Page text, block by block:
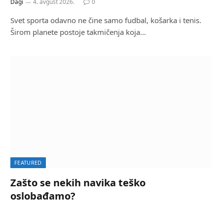
Dagi 4. avgust 2026. 0
Svet sporta odavno ne čine samo fudbal, košarka i tenis.
Širom planete postoje takmičenja koja…
FEATURED
Zašto se nekih navika teško
oslobađamo?